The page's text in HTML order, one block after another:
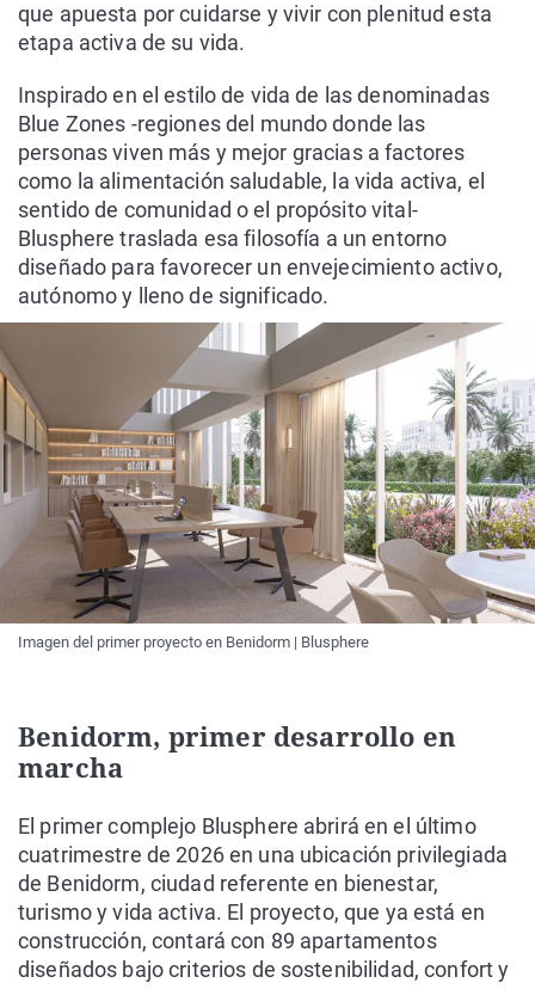
que apuesta por cuidarse y vivir con plenitud esta
etapa activa de su vida.
Inspirado en el estilo de vida de las denominadas
Blue Zones -regiones del mundo donde las
personas viven más y mejor gracias a factores
como la alimentación saludable, la vida activa, el
sentido de comunidad o el propósito vital-
Blusphere traslada esa filosofía a un entorno
diseñado para favorecer un envejecimiento activo,
autónomo y lleno de significado.
Imagen del primer proyecto en Benidorm | Blusphere
Benidorm, primer desarrollo en
marcha
El primer complejo Blusphere abrirá en el último
cuatrimestre de 2026 en una ubicación privilegiada
de Benidorm, ciudad referente en bienestar,
turismo y vida activa. El proyecto, que ya está en
construcción, contará con 89 apartamentos
diseñados bajo criterios de sostenibilidad, confort y